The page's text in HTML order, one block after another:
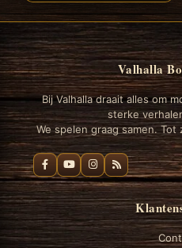
Valhalla
Bij Valhalla draait alles om
sterke
We spelen graag samen. Tot